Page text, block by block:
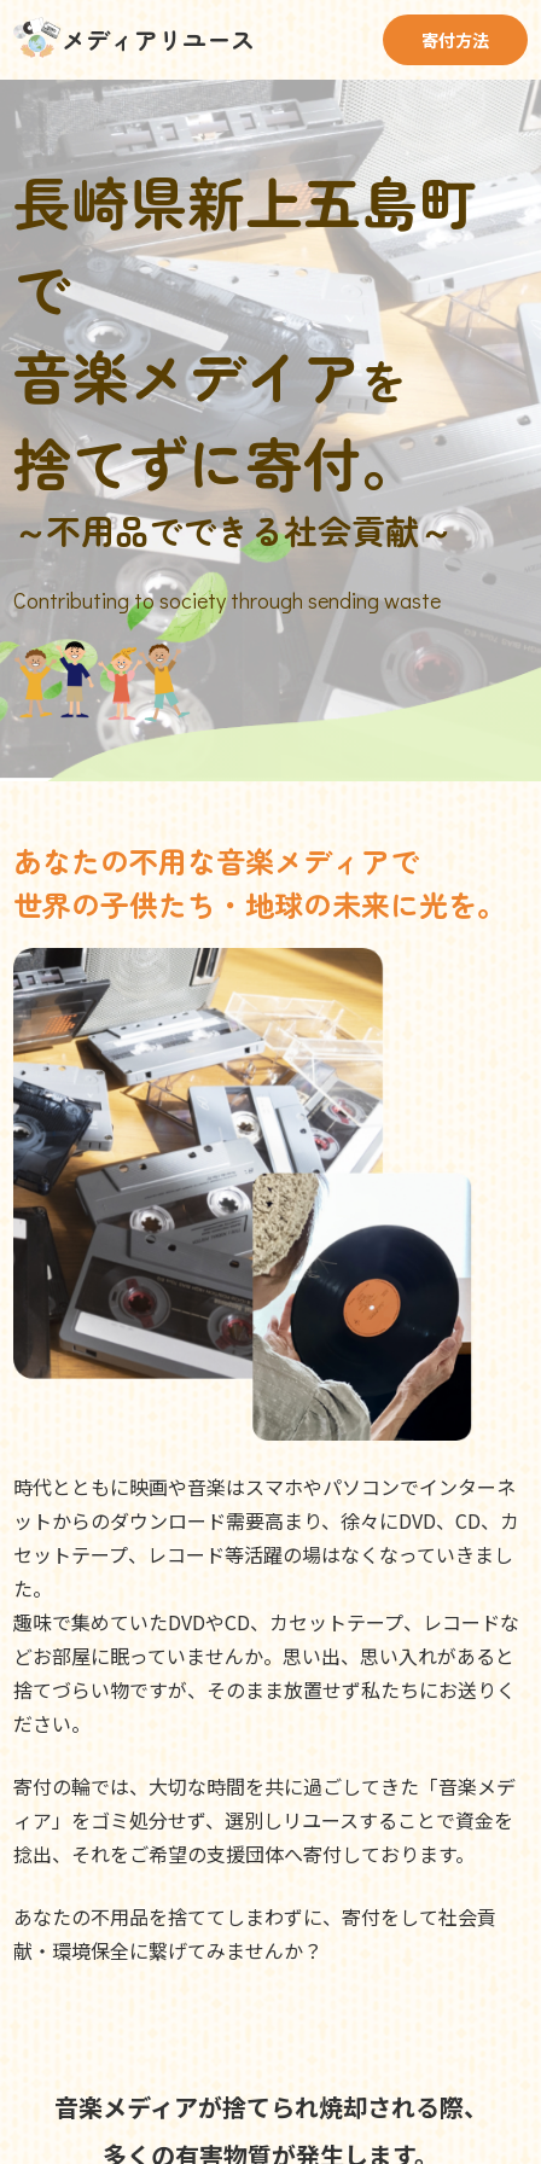
メディアリユース 寄付方法
長崎県新上五島町
で
音楽メデイアを
捨てずに寄付。
～不用品でできる社会貢献～
Contributing to society through sending waste
あなたの不用な音楽メディアで
世界の子供たち・地球の未来に光を。
時代とともに映画や音楽はスマホやパソコンでインターネ
ットからのダウンロード需要高まり、徐々にDVD、CD、カ
セットテープ、レコード等活躍の場はなくなっていきまし
た。
趣味で集めていたDVDやCD、カセットテープ、レコードな
どお部屋に眠っていませんか。思い出、思い入れがあると
捨てづらい物ですが、そのまま放置せず私たちにお送りく
ださい。
寄付の輪では、大切な時間を共に過ごしてきた「音楽メデ
ィア」をゴミ処分せず、選別しリユースすることで資金を
捻出、それをご希望の支援団体へ寄付しております。
あなたの不用品を捨ててしまわずに、寄付をして社会貢
献・環境保全に繋げてみませんか？
音楽メディアが捨てられ焼却される際、
多くの有害物質が発生します。